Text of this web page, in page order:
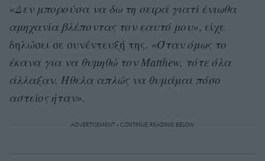
«Δεν μπορούσα να δω τη σειρά γιατί ένιωθα
αμηχανία βλέποντας τον εαυτό μου», είχε
δηλώσει σε συνέντευξή της. «Όταν όμως το
έκανα για να θυμηθώ τον Matthew, τότε όλα
άλλαξαν. Ήθελα απλώς να θυμάμαι πόσο
αστείος ήταν».
ADVERTISEMENT - CONTINUE READING BELOW